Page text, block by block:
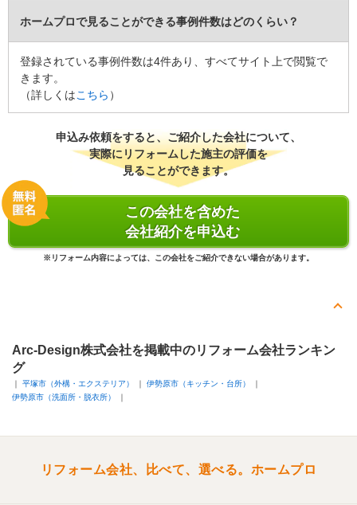
建物のタイプ
：
施工地
：神奈川県 平塚市
築年数
工事完了日
：
ホームプロで見ることができる事例件数はどのくらい？
登録されている事例件数は4件あり、すべてサイト上で閲覧で
きます。
（詳しくはこちら ）
申込み依頼をすると、ご紹介した会社について、
実際にリフォームした施主の評価を
見ることができます。
この会社を含めた
会社紹介を申込む
※リフォーム内容によっては、この会社をご紹介できない場合があります。
Arc-Design株式会社を掲載中のリフォーム会社ランキン
グ
平塚市（外構・エクステリア）
伊勢原市（キッチン・台所）
伊勢原市（洗面所・脱衣所）
リフォーム会社、比べて、選べる。ホームプロ